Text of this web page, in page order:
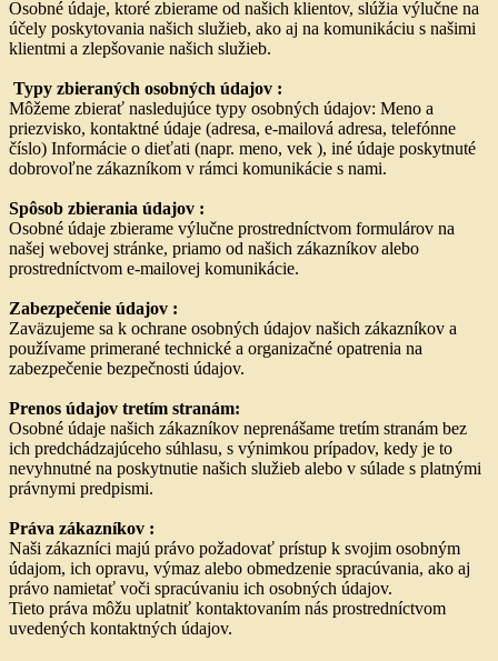
Osobné údaje, ktoré zbierame od našich klientov, slúžia výlučne na
účely poskytovania našich služieb, ako aj na komunikáciu s našimi
klientmi a zlepšovanie našich služieb.
Typy zbieraných osobných údajov :
Môžeme zbierať nasledujúce typy osobných údajov: Meno a
priezvisko, kontaktné údaje (adresa, e-mailová adresa, telefónne
číslo) Informácie o dieťati (napr. meno, vek ), iné údaje poskytnuté
dobrovoľne zákazníkom v rámci komunikácie s nami.
Spôsob zbierania údajov :
Osobné údaje zbierame výlučne prostredníctvom formulárov na
našej webovej stránke, priamo od našich zákazníkov alebo
prostredníctvom e-mailovej komunikácie.
Zabezpečenie údajov :
Zaväzujeme sa k ochrane osobných údajov našich zákazníkov a
používame primerané technické a organizačné opatrenia na
zabezpečenie bezpečnosti údajov.
Prenos údajov tretím stranám:
Osobné údaje našich zákazníkov neprenášame tretím stranám bez
ich predchádzajúceho súhlasu, s výnimkou prípadov, kedy je to
nevyhnutné na poskytnutie našich služieb alebo v súlade s platnými
právnymi predpismi.
Práva zákazníkov :
Naši zákazníci majú právo požadovať prístup k svojim osobným
údajom, ich opravu, výmaz alebo obmedzenie spracúvania, ako aj
právo namietať voči spracúvaniu ich osobných údajov.
Tieto práva môžu uplatniť kontaktovaním nás prostredníctvom
uvedených kontaktných údajov.